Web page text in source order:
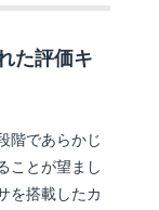
た評価キ
階であらかじ
ことが望まし
を搭載したカ